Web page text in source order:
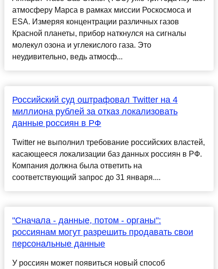
атмосферу Марса в рамках миссии Роскосмоса и
ESA. Измеряя концентрации различных газов
Красной планеты, прибор наткнулся на сигналы
молекул озона и углекислого газа. Это
неудивительно, ведь атмосф...
Российский суд оштрафовал Twitter на 4
миллиона рублей за отказ локализовать
данные россиян в РФ
Twitter не выполнил требование российских властей,
касающееся локализации баз данных россиян в РФ.
Компания должна была ответить на
соответствующий запрос до 31 января....
"Сначала - данные, потом - органы":
россиянам могут разрешить продавать свои
персональные данные
У россиян может появиться новый способ